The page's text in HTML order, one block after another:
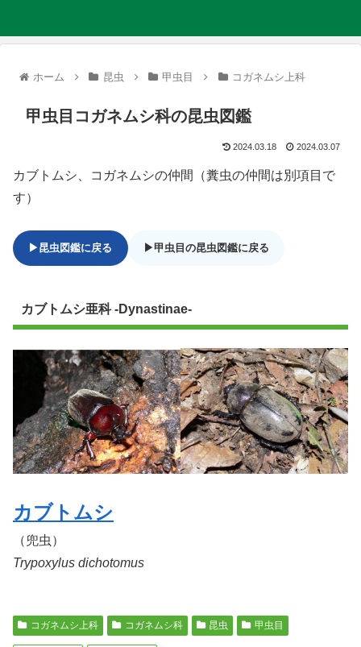
ホーム 昆虫 甲虫目 コガネムシ上科
甲虫目コガネムシ科の昆虫図鑑
2024.03.18 2024.03.07
カブトムシ、コガネムシの仲間（糞虫の仲間は別項目で
す）
▶昆虫図鑑に戻る ▶甲虫目の昆虫図鑑に戻る
カブトムシ亜科-Dynastinae-
カブトムシ
（兜虫）
Trypoxylus dichotomus
コガネムシ上科 コガネムシ科 昆虫 甲虫目